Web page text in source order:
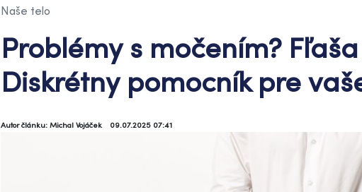
Naše telo
Problémy s močením?
Diskrétny pomocník pre
Autor článku: Michal Vojáček 09.07.2025 07:41